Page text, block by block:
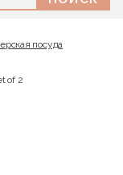
посуда
of 2